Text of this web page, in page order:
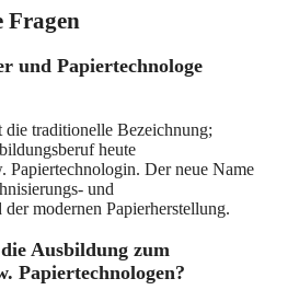
Fragen
und Papiertechnologe
die traditionelle Bezeichnung;
heute
Papiertechnologin. Der neue Name
und
modernen Papierherstellung.
Ausbildung zum
Papiertechnologen?